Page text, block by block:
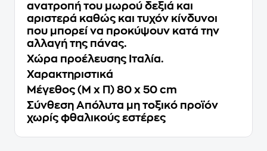
ανατροπή του μωρού δεξιά και
αριστερά καθώς και τυχόν κίνδυνοι
που μπορεί να προκύψουν κατά την
αλλαγή της πάνας.
Χώρα προέλευσης Ιταλία.
Χαρακτηριστικά
Μέγεθος (Μ x Π) 80 x 50 cm
Σύνθεση Απόλυτα μη τοξικό προϊόν
χωρίς φθαλικούς εστέρες